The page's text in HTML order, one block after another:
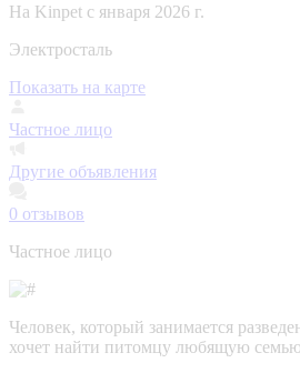
На Kinpet c января 2026 г.
Электросталь
Показать на карте
Частное лицо
Другие объявления
0 отзывов
Частное лицо
Человек, который занимается
хочет найти питомцу любящую